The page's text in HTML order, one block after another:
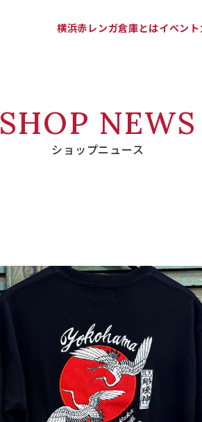
横浜赤レンガ倉庫とはイベント
SHOP NEWS
ショップニュース